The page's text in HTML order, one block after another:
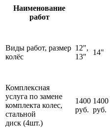
Наименование
работ
Виды работ, размер
колёс
12",
13"
14"
Комплексная
услуга по замене
комплекта колес,
стальной
диск (4шт.)
1400
руб.
1400
руб.